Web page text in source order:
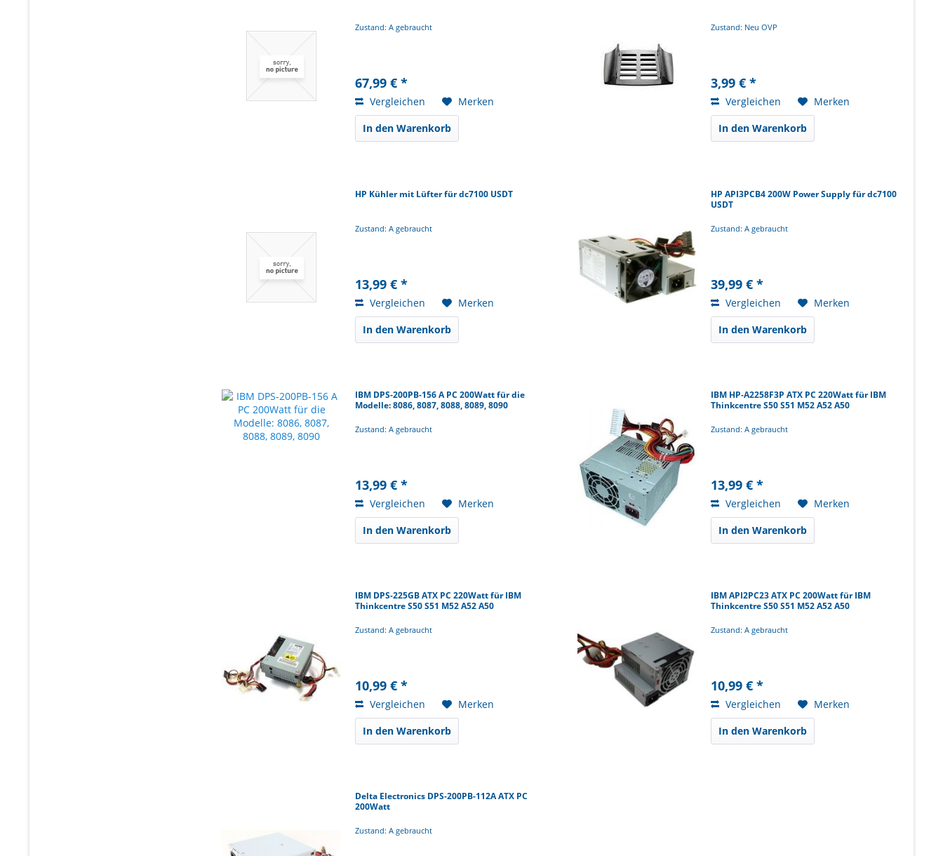
Zustand: A gebraucht
67,99 € *
Vergleichen
Merken
In den Warenkorb
Zustand: Neu OVP
3,99 € *
Vergleichen
Merken
In den Warenkorb
HP Kühler mit Lüfter für dc7100 USDT
Zustand: A gebraucht
13,99 € *
Vergleichen
Merken
In den Warenkorb
HP API3PCB4 200W Power Supply für dc7100
USDT
Zustand: A gebraucht
39,99 € *
Vergleichen
Merken
In den Warenkorb
IBM DPS-200PB-156 A PC 200Watt für die
Modelle: 8086, 8087, 8088, 8089, 8090
Zustand: A gebraucht
13,99 € *
Vergleichen
Merken
In den Warenkorb
IBM HP-A2258F3P ATX PC 220Watt für IBM
Thinkcentre S50 S51 M52 A52 A50
Zustand: A gebraucht
13,99 € *
Vergleichen
Merken
In den Warenkorb
IBM DPS-225GB ATX PC 220Watt für IBM
Thinkcentre S50 S51 M52 A52 A50
Zustand: A gebraucht
10,99 € *
Vergleichen
Merken
In den Warenkorb
IBM API2PC23 ATX PC 200Watt für IBM
Thinkcentre S50 S51 M52 A52 A50
Zustand: A gebraucht
10,99 € *
Vergleichen
Merken
In den Warenkorb
Delta Electronics DPS-200PB-112A ATX PC
200Watt
Zustand: A gebraucht